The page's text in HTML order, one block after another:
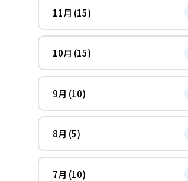
11月 (15)
10月 (15)
9月 (10)
8月 (5)
7月 (10)